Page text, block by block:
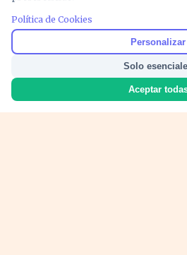
Noticias y análisis de
inversión y política.
para entender lo que
país.
Política de Cookies
Personalizar
Solo
Aceptar